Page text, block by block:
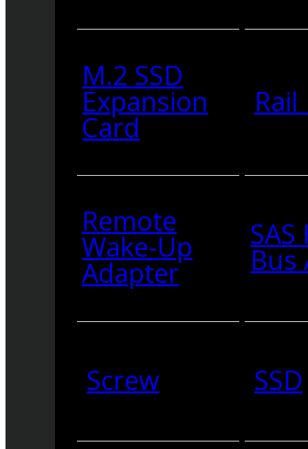
M.2 SSD
Expansion
Card
Remote
Wake-Up
Adapter Bus
Screw SSD